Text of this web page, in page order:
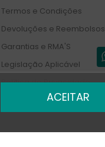
ACEITAR
Termos e Condições
Devoluções e Reembolsos
Garantias e RMA'S
Legislação Aplicável
Política de Privacidade
Livro de Reclamações